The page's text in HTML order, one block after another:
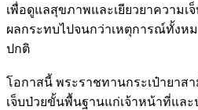
เพื่อดูแลสุขภาพและเยียวยาความเ
ผลกระทบไปจนกว่าเหตุการณ์ทั้งห
ปกติ
โอกาสนี้ พระราชทานกระเป๋ายาส
เจ็บป่วยขั้นพื้นฐานแก่เจ้าหน้าที่แล